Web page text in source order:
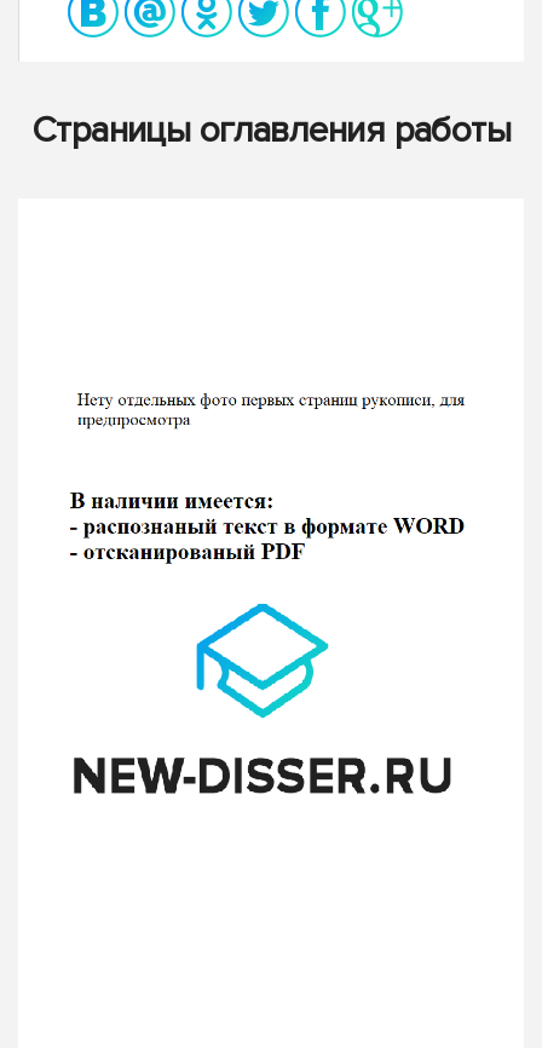
Страницы оглавления работы